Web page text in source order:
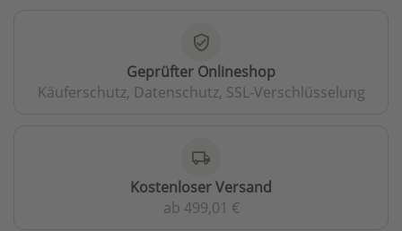
verified_user
Geprüfter Onlineshop
Käuferschutz, Datenschutz, SSL-Verschlüsselung
local_shipping
Kostenloser Versand
ab 499,01 €